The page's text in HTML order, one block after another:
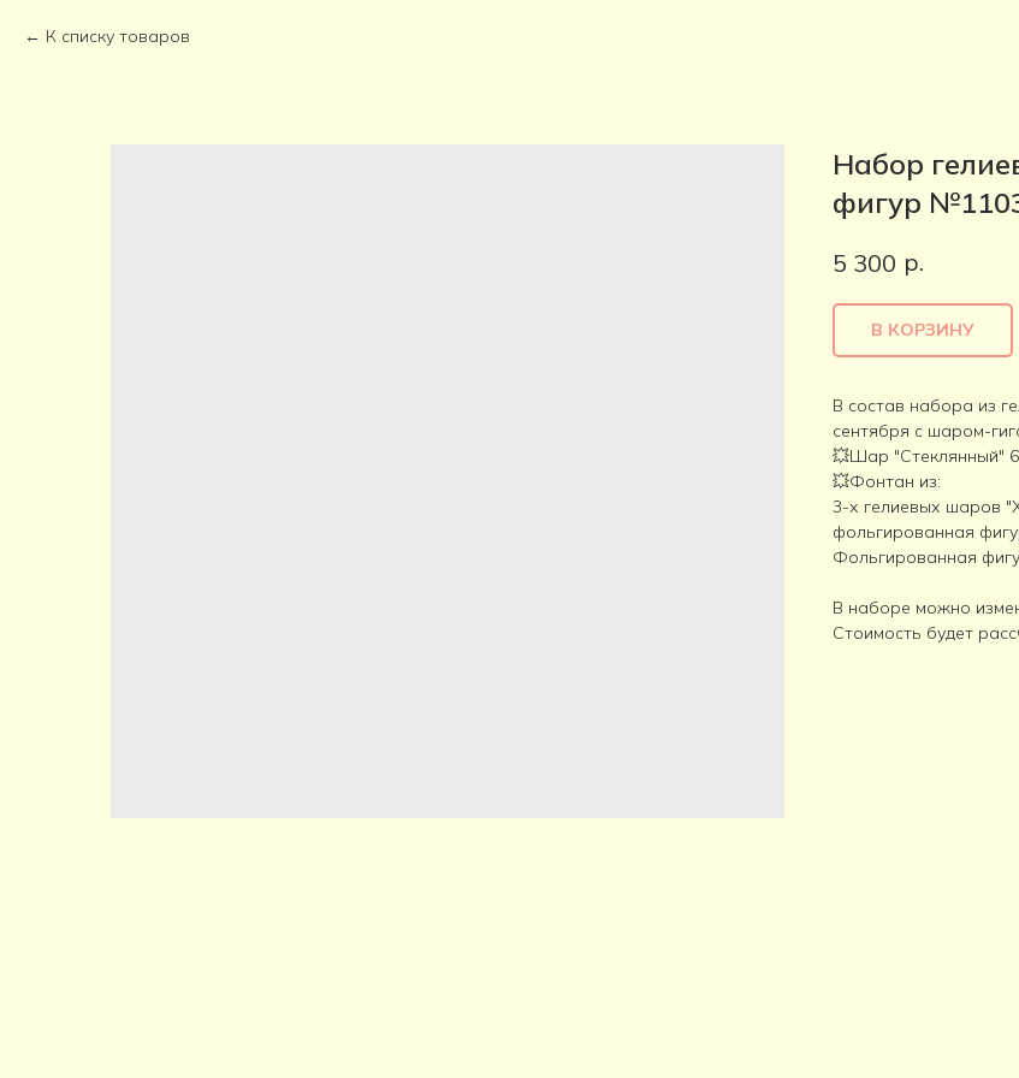
К списку товаров
Набор
фигур
5 300 р.
В КОРЗИНУ
В состав набора из
сентября с шаром-
💥Шар "Стеклянный"
💥Фонтан из:
3-х гелиевых шаров
фольгированная
Фольгированная
В наборе можно
Стоимость будет